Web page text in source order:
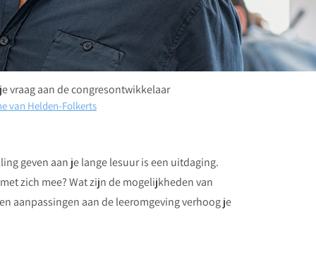
vraag aan de congresontwikkelaar
van Helden-Folkerts
geven aan je lange lesuur is een uitdaging.
zich mee? Wat zijn de mogelijkheden van
aanpassingen aan de leeromgeving verhoog je